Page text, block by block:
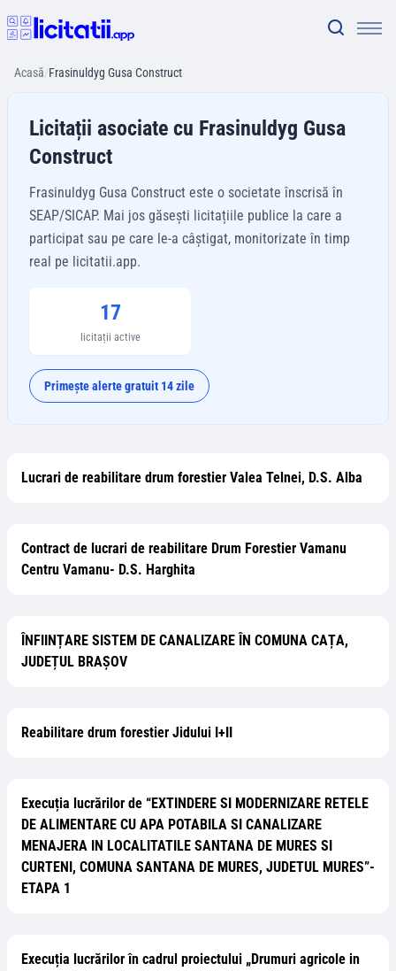
Acasă/Frasinuldyg Gusa Construct
Licitații asociate cu Frasinuldyg Gusa
Construct
Frasinuldyg Gusa Construct este o societate înscrisă în
SEAP/SICAP. Mai jos găsești licitațiile publice la care a
participat sau pe care le-a câștigat, monitorizate în timp
real pe licitatii.app.
17
licitații active
Primește alerte gratuit 14 zile
Lucrari de reabilitare drum forestier Valea Telnei, D.S. Alba
Contract de lucrari de reabilitare Drum Forestier Vamanu
Centru Vamanu- D.S. Harghita
ÎNFIINȚARE SISTEM DE CANALIZARE ÎN COMUNA CAȚA,
JUDEȚUL BRAȘOV
Reabilitare drum forestier Jidului I+II
Execuția lucrărilor de “EXTINDERE SI MODERNIZARE RETELE
DE ALIMENTARE CU APA POTABILA SI CANALIZARE
MENAJERA IN LOCALITATILE SANTANA DE MURES SI
CURTENI, COMUNA SANTANA DE MURES, JUDETUL MURES”-
ETAPA 1
Execuția lucrărilor în cadrul proiectului „Drumuri agricole in